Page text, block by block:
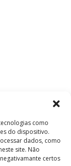
como
do dispositivo.
dados, como
site. Não
certos